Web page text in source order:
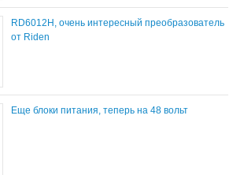
RD6012H, очень интересный преобразователь
от Riden
Еще блоки питания, теперь на 48 вольт